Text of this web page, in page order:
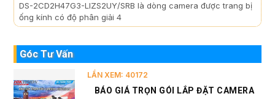
DS-2CD2H47G3-LIZS2UY/SRB là dòng camera được trang bị
ống kính có độ phân giải 4
Góc Tư Vấn
LẦN XEM: 40172
BÁO GIÁ TRỌN GÓI LẮP ĐẶT CAMERA